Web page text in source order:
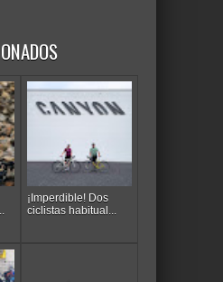
¡Imperdible! Dos
ciclistas habitual...